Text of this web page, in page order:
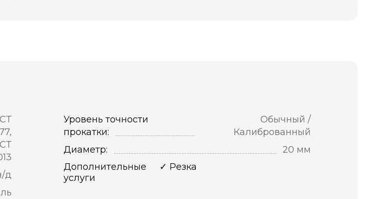
д
Уровень точности
прокатки:
Обычный /
Калиброванный
Диаметр:
20 мм
Дополнительные
услуги
Резка